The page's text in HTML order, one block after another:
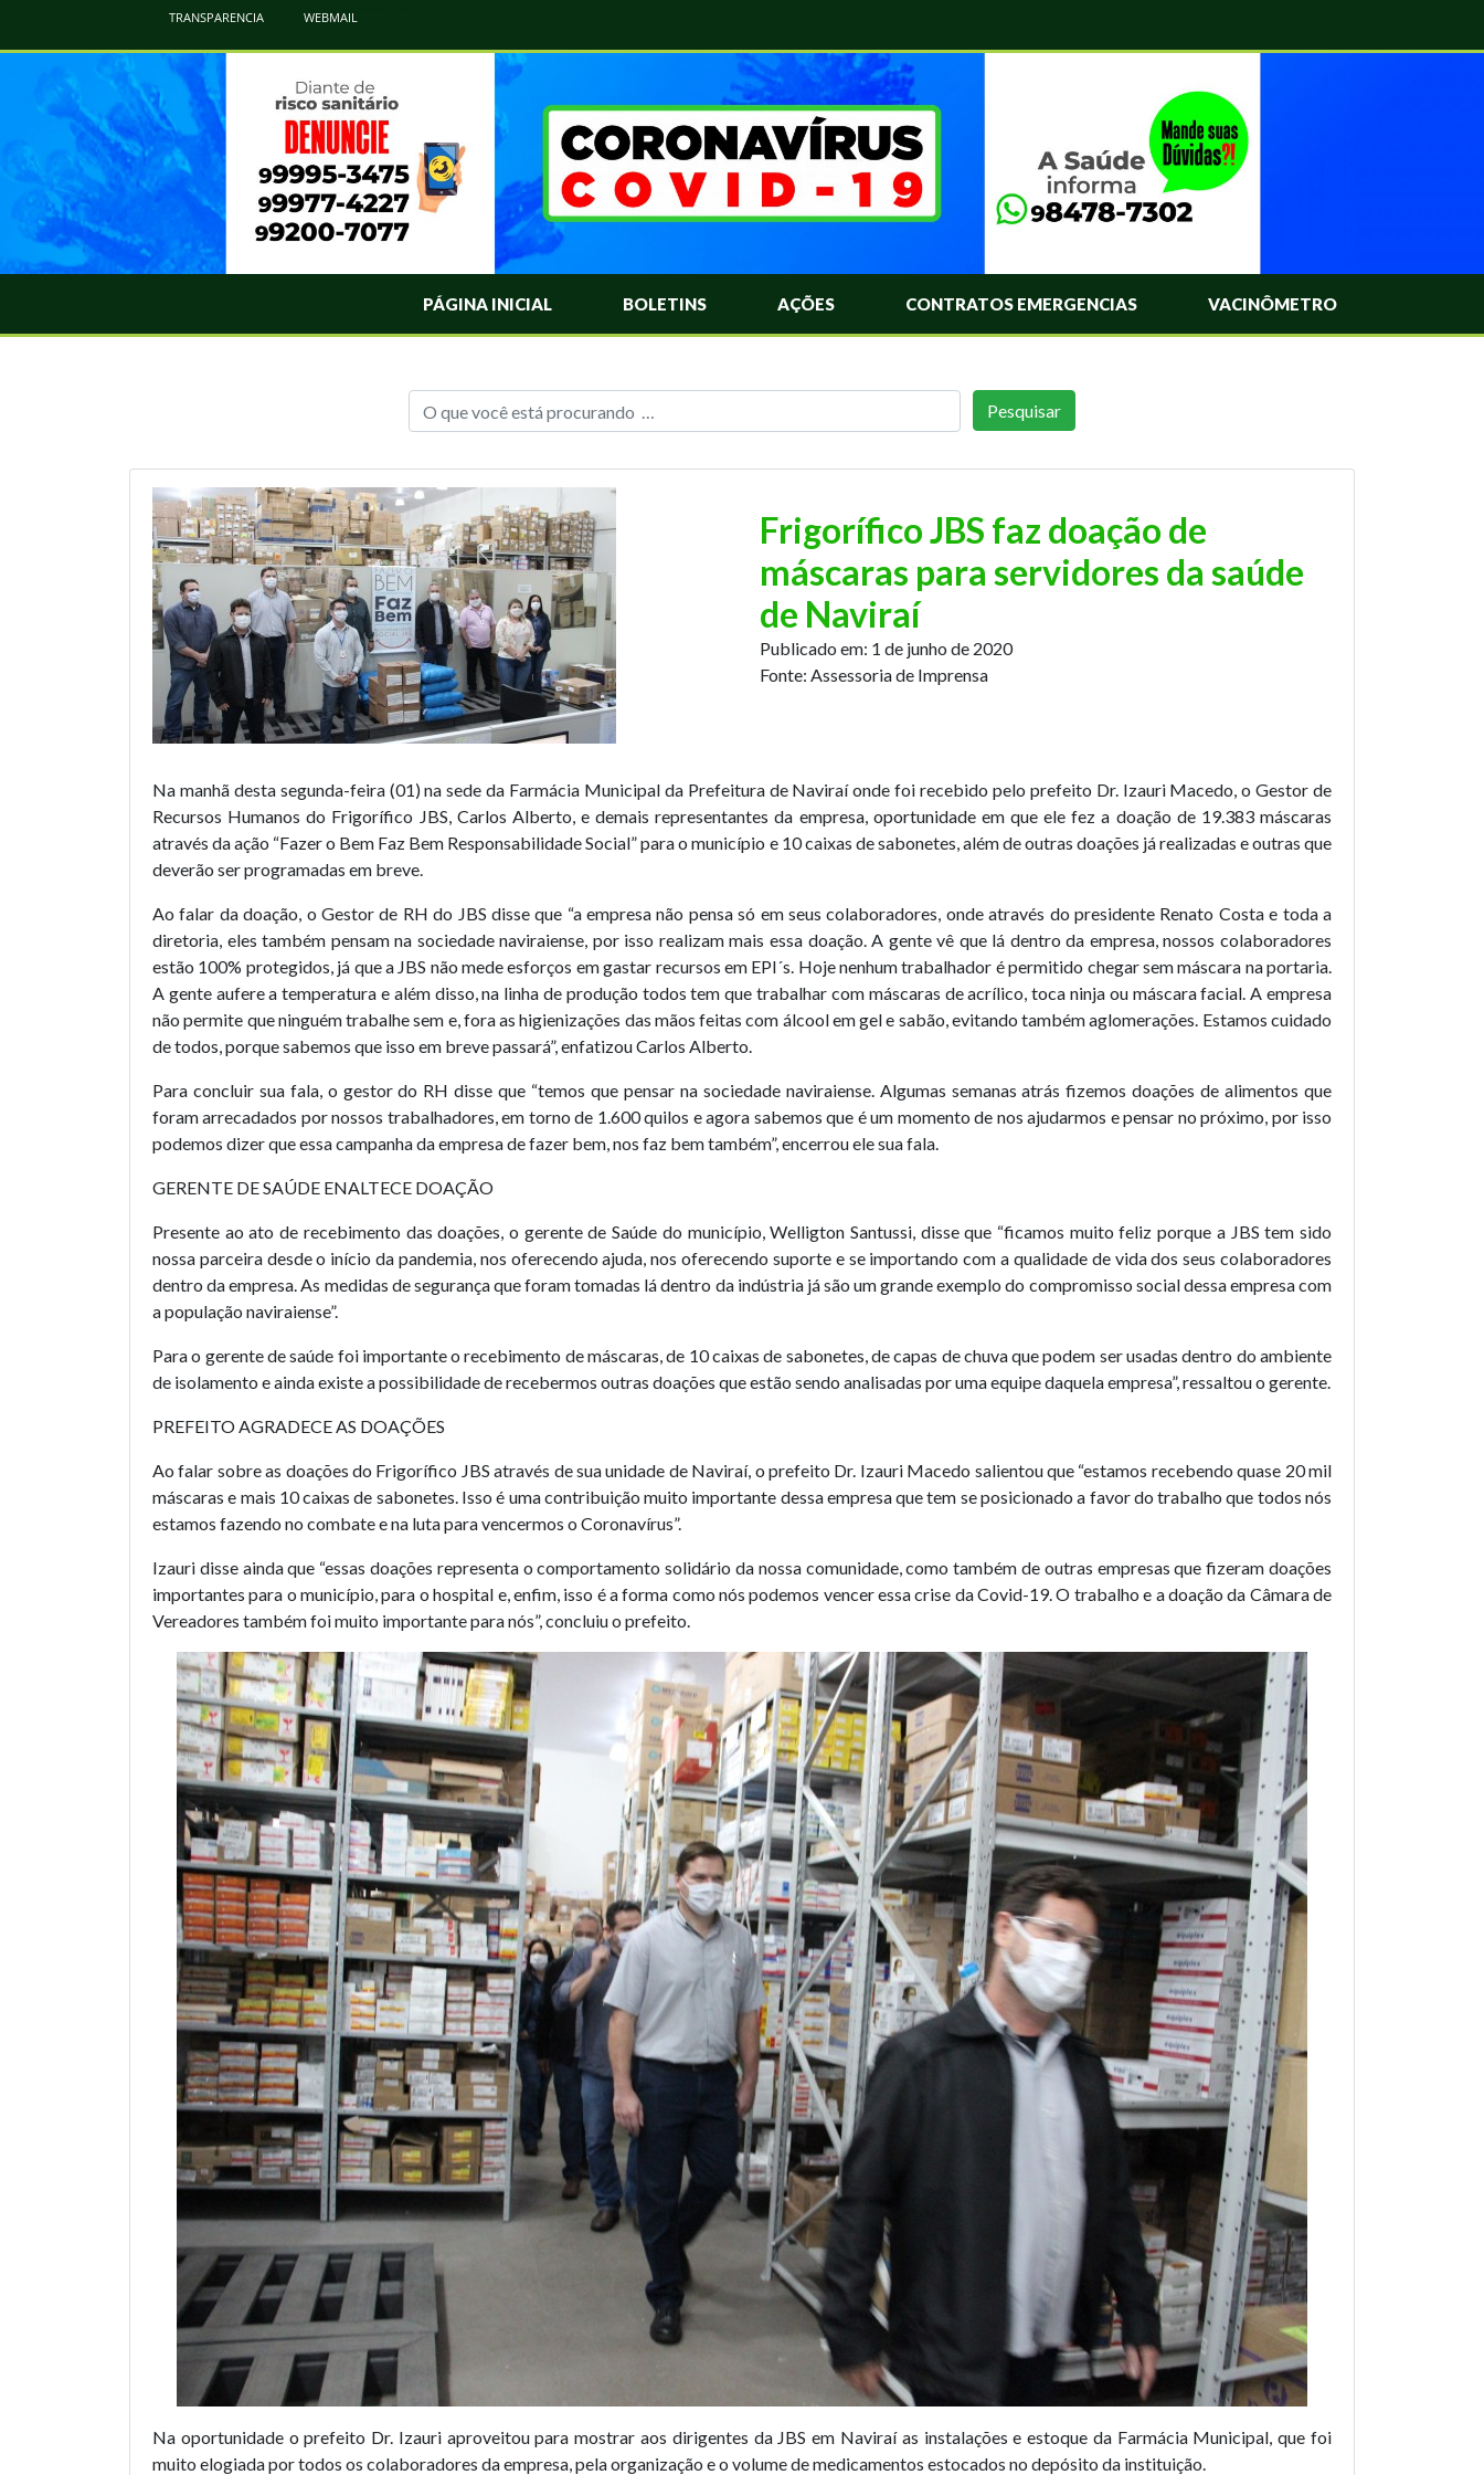
TRANSPARENCIA WEBMAIL
PÁGINA INICIAL BOLETINS AÇÕES CONTRATOS EMERGENCIAS VACINÔMETRO
Frigorífico JBS faz doação de
máscaras para servidores da saúde
de Naviraí
Publicado em: 1 de junho de 2020
Fonte: Assessoria de Imprensa
Na manhã desta segunda-feira (01) na sede da Farmácia Municipal da Prefeitura de Naviraí onde foi recebido pelo prefeito Dr. Izauri Macedo, o Gestor de
Recursos Humanos do Frigorífico JBS, Carlos Alberto, e demais representantes da empresa, oportunidade em que ele fez a doação de 19.383 máscaras
através da ação “Fazer o Bem Faz Bem Responsabilidade Social” para o município e 10 caixas de sabonetes, além de outras doações já realizadas e outras que
deverão ser programadas em breve.
Ao falar da doação, o Gestor de RH do JBS disse que “a empresa não pensa só em seus colaboradores, onde através do presidente Renato Costa e toda a
diretoria, eles também pensam na sociedade naviraiense, por isso realizam mais essa doação. A gente vê que lá dentro da empresa, nossos colaboradores
estão 100% protegidos, já que a JBS não mede esforços em gastar recursos em EPI´s. Hoje nenhum trabalhador é permitido chegar sem máscara na portaria.
A gente aufere a temperatura e além disso, na linha de produção todos tem que trabalhar com máscaras de acrílico, toca ninja ou máscara facial. A empresa
não permite que ninguém trabalhe sem e, fora as higienizações das mãos feitas com álcool em gel e sabão, evitando também aglomerações. Estamos cuidado
de todos, porque sabemos que isso em breve passará”, enfatizou Carlos Alberto.
Para concluir sua fala, o gestor do RH disse que “temos que pensar na sociedade naviraiense. Algumas semanas atrás fizemos doações de alimentos que
foram arrecadados por nossos trabalhadores, em torno de 1.600 quilos e agora sabemos que é um momento de nos ajudarmos e pensar no próximo, por isso
podemos dizer que essa campanha da empresa de fazer bem, nos faz bem também”, encerrou ele sua fala.
GERENTE DE SAÚDE ENALTECE DOAÇÃO
Presente ao ato de recebimento das doações, o gerente de Saúde do município, Welligton Santussi, disse que “ficamos muito feliz porque a JBS tem sido
nossa parceira desde o início da pandemia, nos oferecendo ajuda, nos oferecendo suporte e se importando com a qualidade de vida dos seus colaboradores
dentro da empresa. As medidas de segurança que foram tomadas lá dentro da indústria já são um grande exemplo do compromisso social dessa empresa com
a população naviraiense”.
Para o gerente de saúde foi importante o recebimento de máscaras, de 10 caixas de sabonetes, de capas de chuva que podem ser usadas dentro do ambiente
de isolamento e ainda existe a possibilidade de recebermos outras doações que estão sendo analisadas por uma equipe daquela empresa”, ressaltou o gerente.
PREFEITO AGRADECE AS DOAÇÕES
Ao falar sobre as doações do Frigorífico JBS através de sua unidade de Naviraí, o prefeito Dr. Izauri Macedo salientou que “estamos recebendo quase 20 mil
máscaras e mais 10 caixas de sabonetes. Isso é uma contribuição muito importante dessa empresa que tem se posicionado a favor do trabalho que todos nós
estamos fazendo no combate e na luta para vencermos o Coronavírus”.
Izauri disse ainda que “essas doações representa o comportamento solidário da nossa comunidade, como também de outras empresas que fizeram doações
importantes para o município, para o hospital e, enfim, isso é a forma como nós podemos vencer essa crise da Covid-19. O trabalho e a doação da Câmara de
Vereadores também foi muito importante para nós”, concluiu o prefeito.
Na oportunidade o prefeito Dr. Izauri aproveitou para mostrar aos dirigentes da JBS em Naviraí as instalações e estoque da Farmácia Municipal, que foi
muito elogiada por todos os colaboradores da empresa, pela organização e o volume de medicamentos estocados no depósito da instituição.